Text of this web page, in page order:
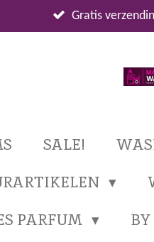
Gratis
SALE!
PARFUM